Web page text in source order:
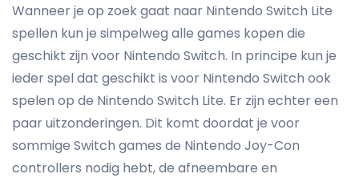
Wanneer je op zoek gaat naar Nintendo Switch Lite
spellen kun je simpelweg alle games kopen die
geschikt zijn voor Nintendo Switch. In principe kun je
ieder spel dat geschikt is voor Nintendo Switch ook
spelen op de Nintendo Switch Lite. Er zijn echter een
paar uitzonderingen. Dit komt doordat je voor
sommige Switch games de Nintendo Joy-Con
controllers nodig hebt, de afneembare en